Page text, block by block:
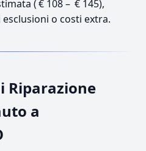
( € 108 – € 145),
o costi extra.
Riparazione
a